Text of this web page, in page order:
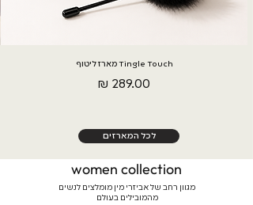
Tingle Touch מארז ליטוף
מחיר
לכל המארזים
women collection
מגוון רחב של אביזרי מין מומלצים לנשים
מהמובילים בעולם